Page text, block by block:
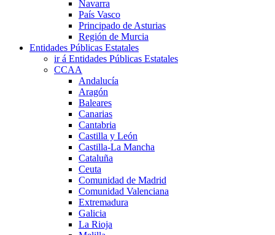
Navarra
País Vasco
Principado de Asturias
Región de Murcia
Entidades Públicas Estatales
ir á Entidades Públicas Estatales
CCAA
Andalucía
Aragón
Baleares
Canarias
Cantabria
Castilla y León
Castilla-La Mancha
Cataluña
Ceuta
Comunidad de Madrid
Comunidad Valenciana
Extremadura
Galicia
La Rioja